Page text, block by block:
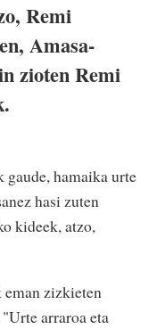
Remi
Amasa-
zioten Remi
hamaika urte
hasi zuten
kideek, atzo,
eman zizkieten
arraroa eta